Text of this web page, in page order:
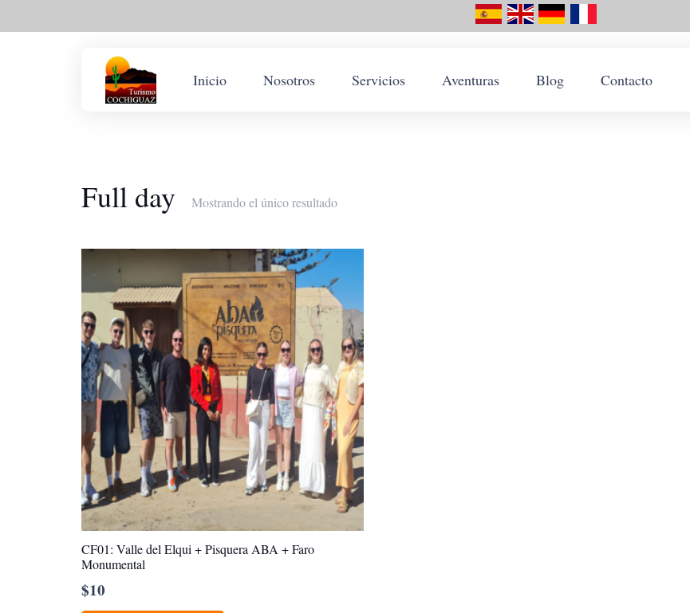
Inicio Nosotros Servicios Aventuras Blog Contacto
Full day Mostrando el único resultado
CF01: Valle del Elqui + Pisquera ABA + Faro
Monumental
$10